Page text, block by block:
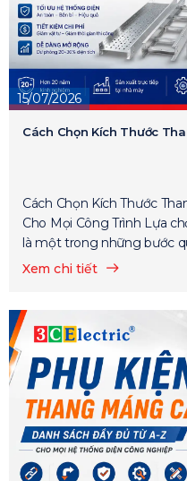
15/07/2026
Cách Chọn Kích Thước
Cách Chọn Kích Thước
Cho Mọi Công Trình Lựa
là một trong những bước
Xem chi tiết